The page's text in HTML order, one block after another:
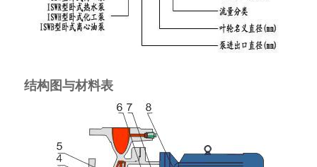
结构图与材料表